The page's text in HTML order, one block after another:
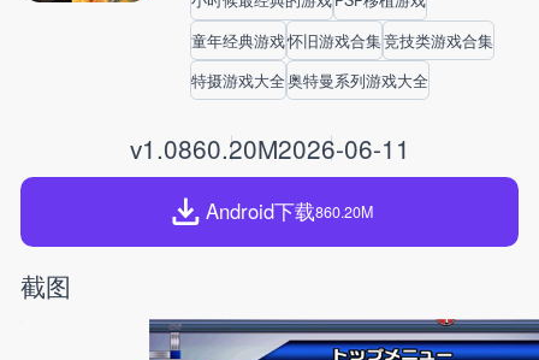
童年经典游戏怀旧游戏合集竞技类游戏合集
特摄游戏大全奥特曼系列游戏大全
v1.0860.20M2026-06-11
Android下载860.20M
截图